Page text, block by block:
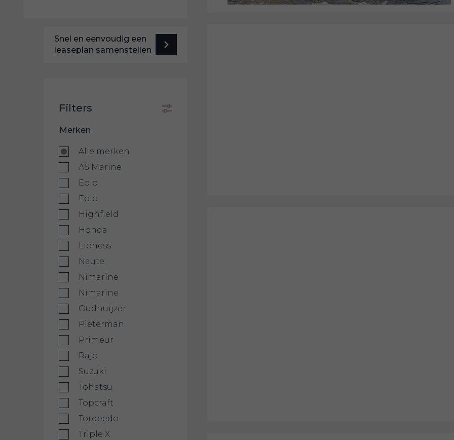
Snel en eenvoudig een
leaseplan samenstellen
Filters
Merken
Alle merken
AS Marine
Eolo
Eolo
Highfield
Honda
Lioness
Naute
Nimarine
Nimarine
Oudhuijzer
Pieterman
Primeur
Rajo
Suzuki
Tohatsu
Topcraft
Torqeedo
Triple X